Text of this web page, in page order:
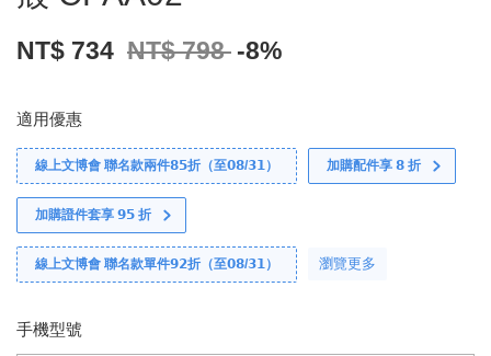
NT$ 734 NT$ 798 -8%
適用優惠
線上文博會 聯名款兩件𝟴𝟱折（至𝟬𝟴/𝟯𝟭） 加購配件享 𝟴 折
加購證件套享 𝟵𝟱 折
線上文博會 聯名款單件𝟵𝟮折（至𝟬𝟴/𝟯𝟭） 瀏覽更多
手機型號